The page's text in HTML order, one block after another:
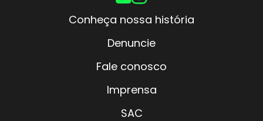
Conheça nossa história
Denuncie
Fale conosco
Imprensa
SAC